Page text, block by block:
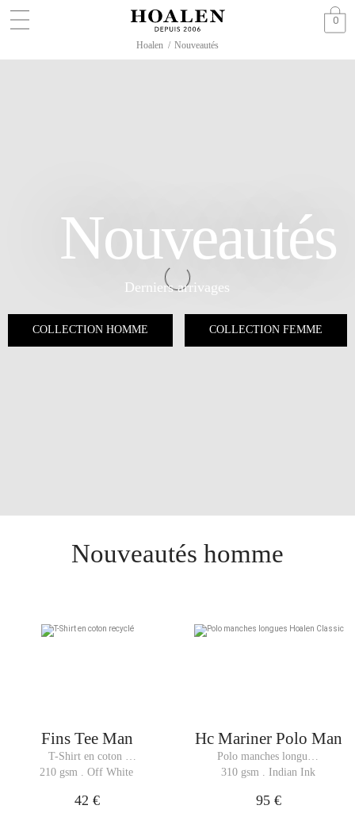
0
Hoalen / Nouveautés
Nouveautés
Derniers arrivages
COLLECTION HOMME COLLECTION FEMME
Nouveautés homme
Fins Tee Man
T-Shirt en coton
recyclé
210 gsm . Off White
42 €
Hc Mariner Polo Man
Polo manches longues
Hoalen Classic
310 gsm . Indian Ink
95 €